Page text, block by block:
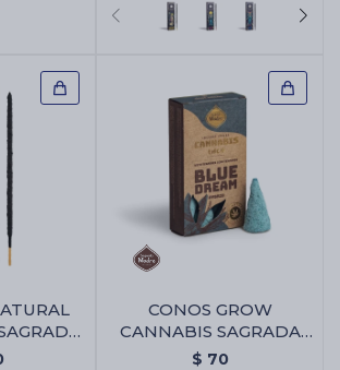
CONOS GROW
CANNABIS SAGRADA
MADRE - Blue Dream
$ 70